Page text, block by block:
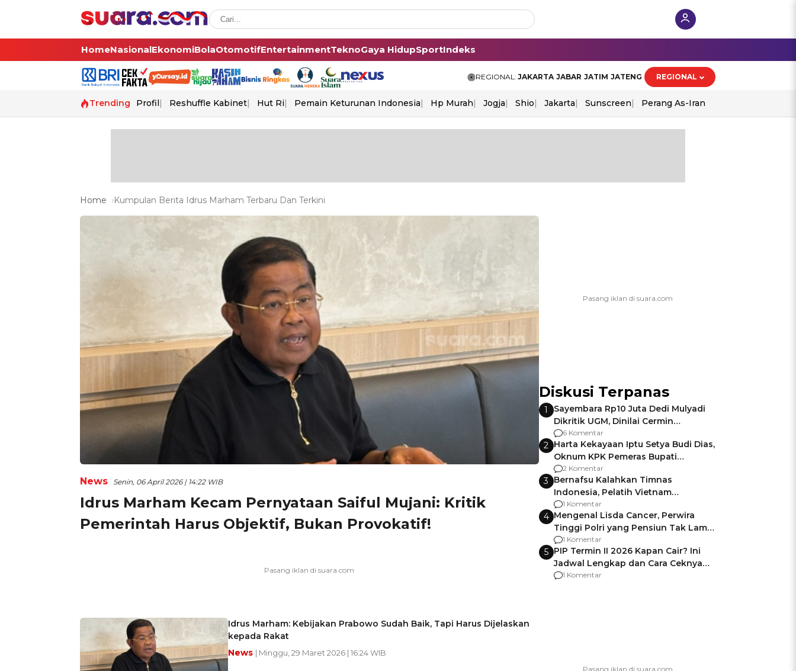
HomeNasionalEkonomiBolaOtomotifEntertainmentTeknoGaya HidupSportIndeks
REGIONAL: JAKARTA JABAR JATIM JATENG REGIONAL
Trending Profil Reshuffle Kabinet Hut Ri Pemain Keturunan Indonesia Hp Murah Jogja Shio Jakarta Sunscreen Perang As-Iran
Home Kumpulan Berita Idrus Marham Terbaru Dan Terkini
News Senin, 06 April 2026 | 14:22 WIB
Idrus Marham Kecam Pernyataan Saiful Mujani: Kritik
Pemerintah Harus Objektif, Bukan Provokatif!
Idrus Marham: Kebijakan Prabowo Sudah Baik, Tapi Harus Dijelaskan
kepada Rakat
News | Minggu, 29 Maret 2026 | 16:24 WIB
Diskusi Terpanas
1
Sayembara Rp10 Juta Dedi Mulyadi
Dikritik UGM, Dinilai Cermin
Gagalnya Negara Jamin Keamanan
6 Komentar
2 Harta Kekayaan Iptu Setya Budi Dias,
Oknum KPK Pemeras Bupati
Pemalang
2 Komentar
3 Bernafsu Kalahkan Timnas
Indonesia, Pelatih Vietnam
Berencana Pakai Jimat di Pakansari
1 Komentar
4 Mengenal Lisda Cancer, Perwira
Tinggi Polri yang Pensiun Tak Lama
Usai Jadi Brigjen
1 Komentar
5 PIP Termin II 2026 Kapan Cair? Ini
Jadwal Lengkap dan Cara Ceknya
agar Dana Tidak Hangus!
1 Komentar